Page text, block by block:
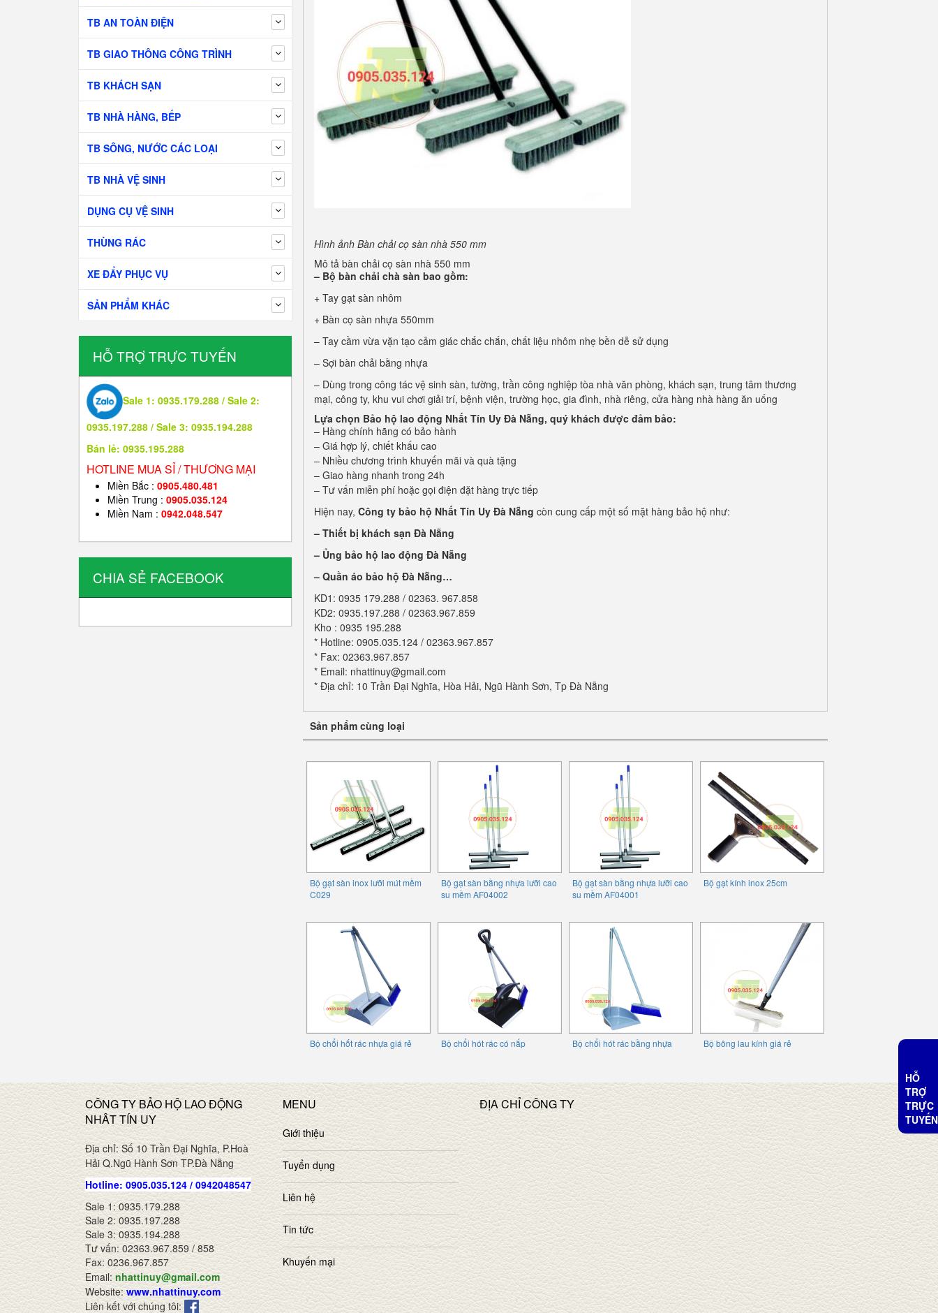
TB AN TOÀN ĐIỆN
TB GIAO THÔNG CÔNG TRÌNH
TB KHÁCH SẠN
TB NHÀ HÀNG, BẾP
TB SÔNG, NƯỚC CÁC LOẠI
TB NHÀ VỆ SINH
DỤNG CỤ VỆ SINH
THÙNG RÁC
XE ĐẨY PHỤC VỤ
SẢN PHẨM KHÁC
HỖ TRỢ TRỰC TUYẾN
Sale 1: 0935.179.288 / Sale 2:
0935.197.288 / Sale 3: 0935.194.288
Bán lẻ: 0935.195.288
HOTLINE MUA SỈ / THƯƠNG MẠI
Miền Bắc : 0905.480.481
Miền Trung : 0905.035.124
Miền Nam : 0942.048.547
CHIA SẺ FACEBOOK
Hình ảnh Bàn chải cọ sàn nhà 550 mm
Mô tả bàn chải cọ sàn nhà 550 mm
– Bộ bàn chải chà sàn bao gồm:
+ Tay gạt sàn nhôm
+ Bàn cọ sàn nhựa 550mm
– Tay cầm vừa vặn tạo cảm giác chắc chắn, chất liệu nhôm nhẹ bền dễ sử dụng
– Sợi bàn chải bằng nhựa
– Dùng trong công tác vệ sinh sàn, tường, trần công nghiệp tòa nhà văn phòng, khách sạn, trung tâm thương
mại, công ty, khu vui chơi giải trí, bệnh viện, trường học, gia đình, nhà riêng, cửa hàng nhà hàng ăn uống
Lựa chọn Bảo hộ lao động Nhất Tín Uy Đà Nẵng, quý khách được đảm bảo:
– Hàng chính hãng có bảo hành
– Giá hợp lý, chiết khấu cao
– Nhiều chương trình khuyến mãi và quà tặng
– Giao hàng nhanh trong 24h
– Tư vấn miễn phí hoặc gọi điện đặt hàng trực tiếp
Hiện nay, Công ty bảo hộ Nhất Tín Uy Đà Nẵng còn cung cấp một số mặt hàng bảo hộ như:
– Thiết bị khách sạn Đà Nẵng
– Ủng bảo hộ lao động Đà Nẵng
– Quần áo bảo hộ Đà Nẵng…
KD1: 0935 179.288 / 02363. 967.858
KD2: 0935.197.288 / 02363.967.859
Kho : 0935 195.288
* Hotline: 0905.035.124 / 02363.967.857
* Fax: 02363.967.857
* Email: nhattinuy@gmail.com
* Địa chỉ: 10 Trần Đại Nghĩa, Hòa Hải, Ngũ Hành Sơn, Tp Đà Nẵng
Sản phẩm cùng loại
Bộ gạt sàn inox lưỡi mút mềm
C029
Bộ gạt sàn bằng nhựa lưỡi cao
su mềm AF04002
Bộ gạt sàn bằng nhựa lưỡi cao
su mềm AF04001
Bộ gạt kính inox 25cm
Bộ chổi hốt rác nhựa giá rẻ Bộ chổi hót rác có nắp Bộ chổi hót rác bằng nhựa Bộ bông lau kính giá rẻ
CÔNG TY BẢO HỘ LAO ĐỘNG
NHÂT TÍN UY
Địa chỉ: Số 10 Trần Đại Nghĩa, P.Hoà
Hải Q.Ngũ Hành Sơn TP.Đà Nẵng
Hotline: 0905.035.124 / 0942048547
Sale 1: 0935.179.288
Sale 2: 0935.197.288
Sale 3: 0935.194.288
Tư vấn: 02363.967.859 / 858
Fax: 0236.967.857
Email:nhattinuy@gmail.com
Website:www.nhattinuy.com
Liên kết với chúng tôi:
MENU
Giới thiệu
Tuyển dụng
Liên hệ
Tin tức
Khuyến mại
ĐỊA CHỈ CÔNG TY
HỖ
TRỢ
TRỰC
TUYẾN